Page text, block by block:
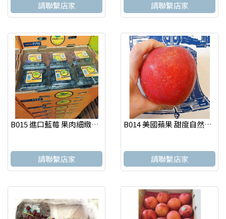
請聯繫店家 請聯繫店家
B015 進口藍莓 果肉細緻多汁，酸甜平衡 一口咬下，清爽不膩
請聯繫店家
B014 美國蘋果 甜度自然、酸甜平衡，多汁不膩，
請聯繫店家